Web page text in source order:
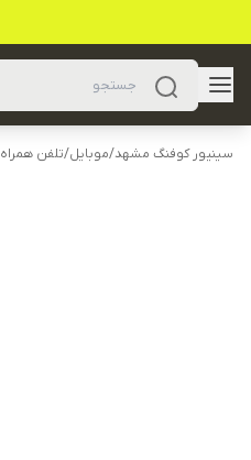
سینیور کوفنگ مشهد/موبایل/تلفن همراه